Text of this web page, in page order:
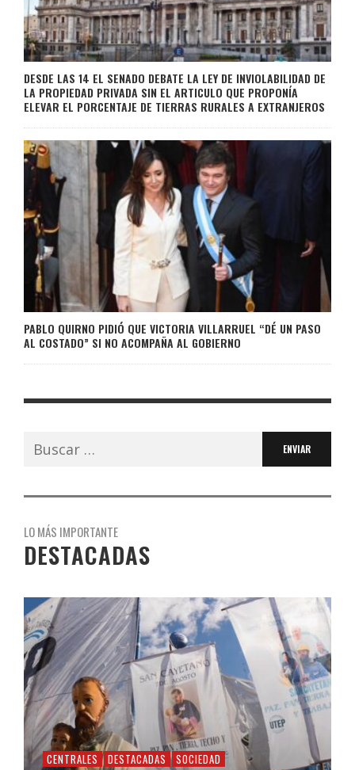
DESDE LAS 14 EL SENADO DEBATE LA LEY DE INVIOLABILIDAD DE
LA PROPIEDAD PRIVADA SIN EL ARTICULO QUE PROPONÍA
ELEVAR EL PORCENTAJE DE TIERRAS RURALES A EXTRANJEROS
PABLO QUIRNO PIDIÓ QUE VICTORIA VILLARRUEL “DÉ UN PASO
AL COSTADO” SI NO ACOMPAÑA AL GOBIERNO
Buscar:
LO MÁS IMPORTANTE
DESTACADAS
CENTRALES DESTACADAS SOCIEDAD